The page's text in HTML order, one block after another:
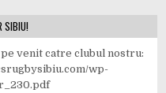
SIBIU!
venit catre clubul nostru:
wp-